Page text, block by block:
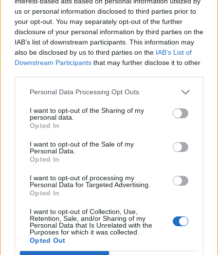
us or personal information disclosed to third parties prior to
your opt-out. You may separately opt-out of the further
disclosure of your personal information by third parties on the
IAB’s list of downstream participants. This information may
also be disclosed by us to third parties on the IAB’s List of
Downstream Participants that may further disclose it to other
Personal Data Processing Opt Outs
I want to opt-out of the Sharing of my
personal data.
Opted In
I want to opt-out of the Sale of my
Personal Data.
Opted In
I want to opt-out of processing my
Personal Data for Targeted Advertising.
Opted In
I want to opt-out of Collection, Use,
Retention, Sale, and/or Sharing of my
Personal Data that Is Unrelated with the
Purposes for which it was collected.
Opted Out
ΠΡΟΓΝΩΣΗ ΘΕΡΜΟΚΡΑΣΙΩΝ
ΧΑΜΗΛΟΤΕΡΕΣ
ΘΕΟΔΩΡΙΑΝΑ 24°C
ΑΝΩΓΕΙΑ 26°C
26°C
ΑΝΔΡΙΤΣΑΙΝΑ ΗΛΕΙΑΣ 27°C
ΥΨΗΛΟΤΕΡΕΣ
ΛΑΡΙΣΑ 38°C
ΑΡΓΟΣ 38°C
ΣΚΥΔΡΑ
ΛΙΝΔΟΣ
Τα παραπάνω δεδομένα (ΧΑΜΗΛΟΤΕΡΕΣ/ΥΨΗΛΟΤΕΡΕΣ) αποτελούν προγνώσεις. Για
παρατηρήσεις (realtime) πατήστε
Ο ΚΑΙΡΟΣ ΤΩΡΑ (LIVE)
μετεωρολογικοί
κάμερες
στην Ευρώπη
στον κόσμο